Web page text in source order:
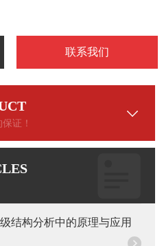
联系我们
证！
结构分析中的原理与应用